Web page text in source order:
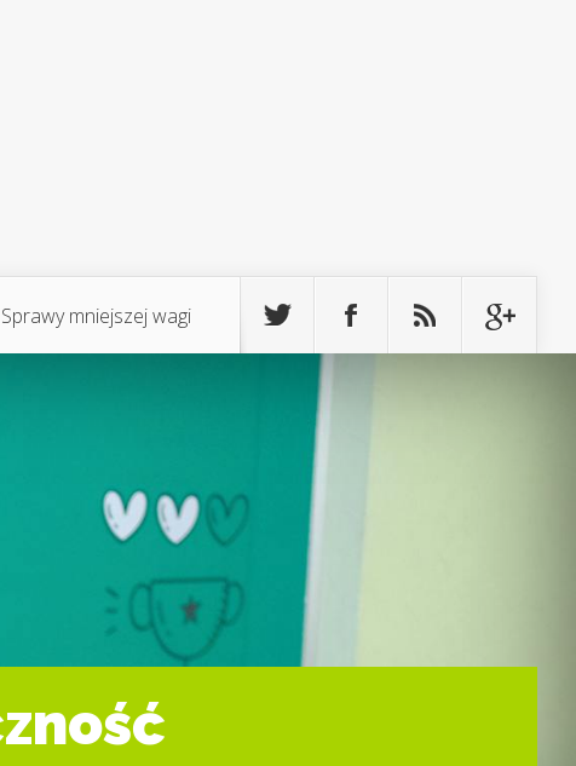
Sprawy mniejszej wagi